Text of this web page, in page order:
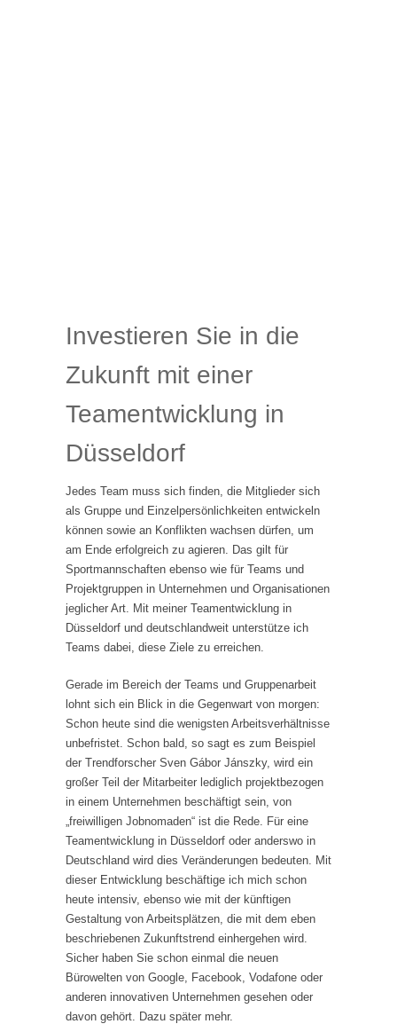
Investieren Sie in die
Zukunft mit einer
Teamentwicklung in
Düsseldorf
Jedes Team muss sich finden, die Mitglieder sich
als Gruppe und Einzelpersönlichkeiten entwickeln
können sowie an Konflikten wachsen dürfen, um
am Ende erfolgreich zu agieren. Das gilt für
Sportmannschaften ebenso wie für Teams und
Projektgruppen in Unternehmen und Organisationen
jeglicher Art. Mit meiner Teamentwicklung in
Düsseldorf und deutschlandweit unterstütze ich
Teams dabei, diese Ziele zu erreichen.
Gerade im Bereich der Teams und Gruppenarbeit
lohnt sich ein Blick in die Gegenwart von morgen:
Schon heute sind die wenigsten Arbeitsverhältnisse
unbefristet. Schon bald, so sagt es zum Beispiel
der Trendforscher Sven Gábor Jánszky, wird ein
großer Teil der Mitarbeiter lediglich projektbezogen
in einem Unternehmen beschäftigt sein, von
„freiwilligen Jobnomaden“ ist die Rede. Für eine
Teamentwicklung in Düsseldorf oder anderswo in
Deutschland wird dies Veränderungen bedeuten. Mit
dieser Entwicklung beschäftige ich mich schon
heute intensiv, ebenso wie mit der künftigen
Gestaltung von Arbeitsplätzen, die mit dem eben
beschriebenen Zukunftstrend einhergehen wird.
Sicher haben Sie schon einmal die neuen
Bürowelten von Google, Facebook, Vodafone oder
anderen innovativen Unternehmen gesehen oder
davon gehört. Dazu später mehr.